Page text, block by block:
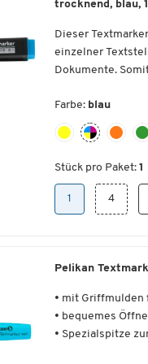
trocknend, blau,
Dieser
einzelner
Dokumente.
lichtbeständig
Sie erhalten
wahlweise als
Textmarker
Wörter
Farbe: blau
Stück pro Paket: 1
1 4
Pelikan
• mit Griffmulden
• bequemes
• Spezialspitze